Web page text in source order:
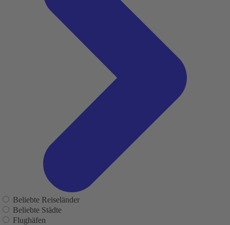
Beliebte Reiseländer
Beliebte Städte
Flughäfen